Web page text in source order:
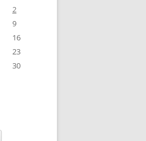
2
9
16
23
30